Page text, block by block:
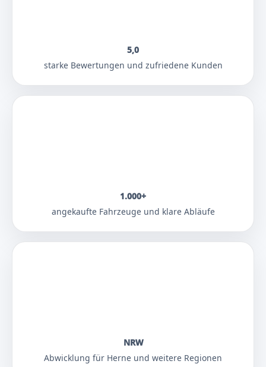
5,0
starke Bewertungen und zufriedene Kunden
1.000+
angekaufte Fahrzeuge und klare Abläufe
NRW
Abwicklung für Herne und weitere Regionen